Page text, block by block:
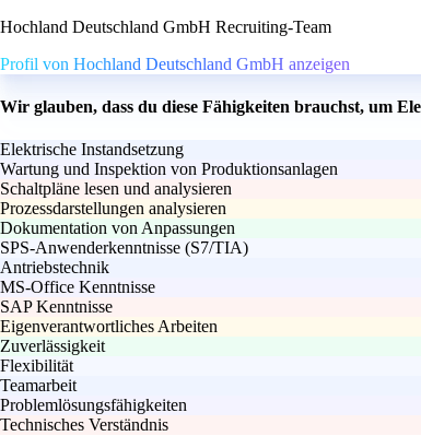
Hochland Deutschland GmbH Recruiting-Team
Profil von Hochland Deutschland GmbH anzeigen
Wir glauben, dass du diese Fähigkeiten brauchst, um
Elektrische Instandsetzung
Wartung und Inspektion von Produktionsanlagen
Schaltpläne lesen und analysieren
Prozessdarstellungen analysieren
Dokumentation von Anpassungen
SPS-Anwenderkenntnisse (S7/TIA)
Antriebstechnik
MS-Office Kenntnisse
SAP Kenntnisse
Eigenverantwortliches Arbeiten
Zuverlässigkeit
Flexibilität
Teamarbeit
Problemlösungsfähigkeiten
Technisches Verständnis